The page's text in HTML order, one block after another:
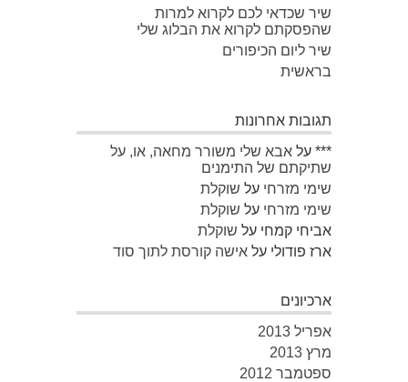
שיר שכדאי לכם לקרוא למרות
שהפסקתם לקרוא את הבלוג שלי
שיר ליום הכיפורים
בראשית
תגובות אחרונות
*** על אבא שלי משורר מחאה, או, על
שתיקתם של התימנים
שימי מזרחי על שוקלת
שימי מזרחי על שוקלת
אביחי קמחי על שוקלת
ארז פודולי על אישה קורסת לתוך סוד
ארכיונים
אפריל 2013
מרץ 2013
ספטמבר 2012